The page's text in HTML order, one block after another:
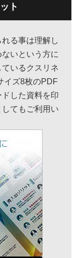
ト
る事は理解し
いという方に
いるクスリネ
イズ8枚のPDF
した資料を印
てもご利用い